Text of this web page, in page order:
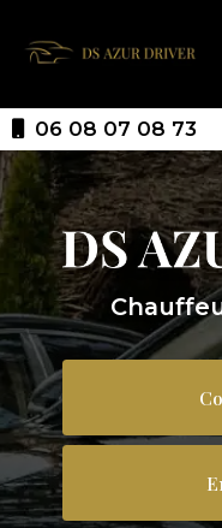
contenu
06 08 07 08 73